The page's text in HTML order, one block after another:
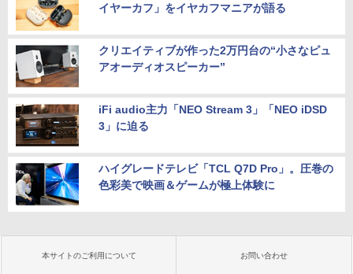
イヤーカフ」をイヤカフマニアが語る
クリエイティブが作った2万円台の“小さなピュ
アオーディオスピーカー”
iFi audio主力「NEO Stream 3」「NEO iDSD
3」に迫る
ハイグレードテレビ「TCL Q7D Pro」。圧巻の
色彩美で映画＆ゲームが極上体験に
本サイトのご利用について お問い合わせ